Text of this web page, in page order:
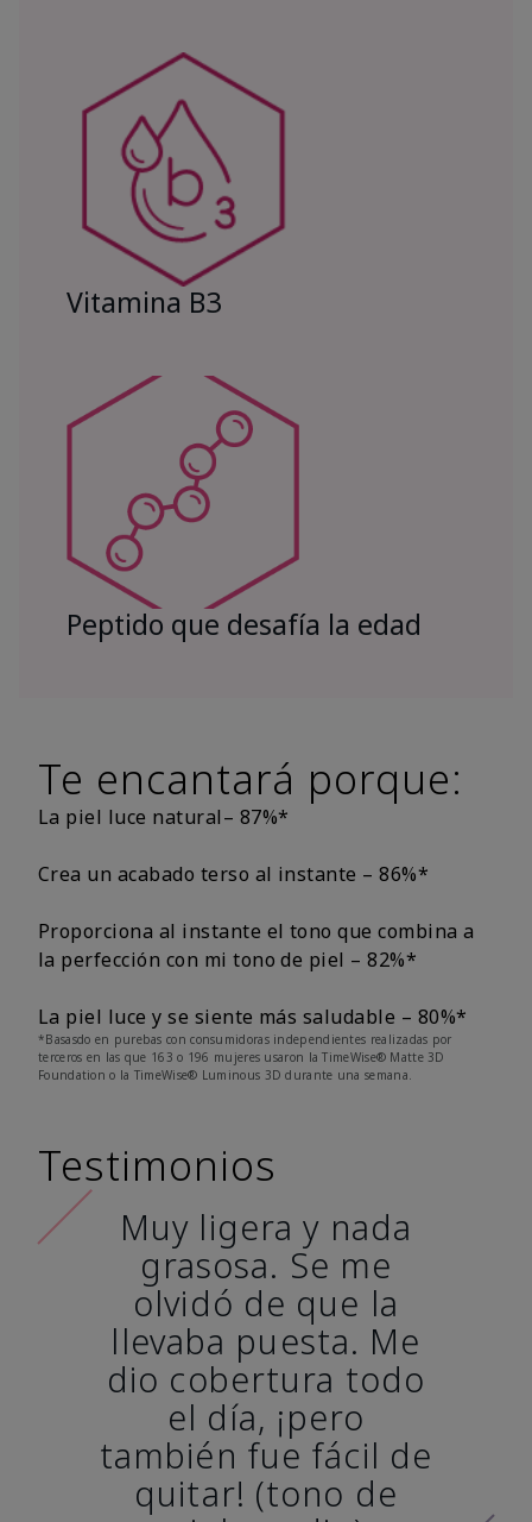
Vitamina B3
Peptido que desafía la edad
Te encantará porque:
La piel luce natural– 87%*
Crea un acabado terso al instante – 86%*
Proporciona al instante el tono que combina a
la perfección con mi tono de piel – 82%*
La piel luce y se siente más saludable – 80%*
*Basasdo en purebas con consumidoras independientes realizadas por
terceros en las que 163 o 196 mujeres usaron la TimeWise® Matte 3D
Foundation o la TimeWise® Luminous 3D durante una semana.
Testimonios
Muy ligera y nada
grasosa. Se me
olvidó de que la
llevaba puesta. Me
dio cobertura todo
el día, ¡pero
también fue fácil de
quitar! (tono de